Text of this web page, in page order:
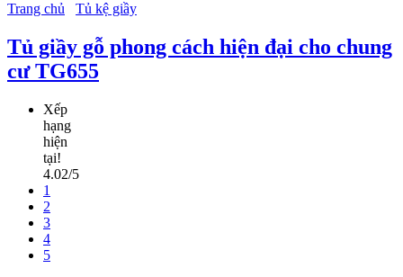
Trang chủ
Tủ kệ giầy
Tủ giầy gỗ phong cách hiện đại cho chung
cư TG655
Xếp
hạng
hiện
tại!
4.02/5
1
2
3
4
5